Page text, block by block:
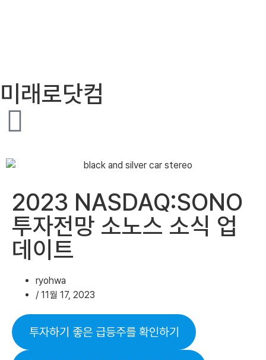
미래로닷컴
2023 NASDAQ:SONO
투자전망 소노스 소식 업
데이트
ryohwa
/ 11월 17, 2023
투자하기 좋은 급등주를 확인하기